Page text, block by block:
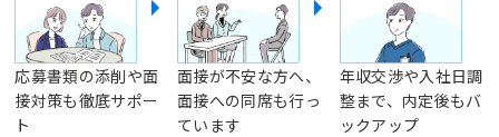
応募書類の添削や面
接対策も徹底サポー
ト
面接が不安な方へ、
面接への同席も行っ
ています
年収交渉や入社日調
整まで、内定後もバ
ックアップ